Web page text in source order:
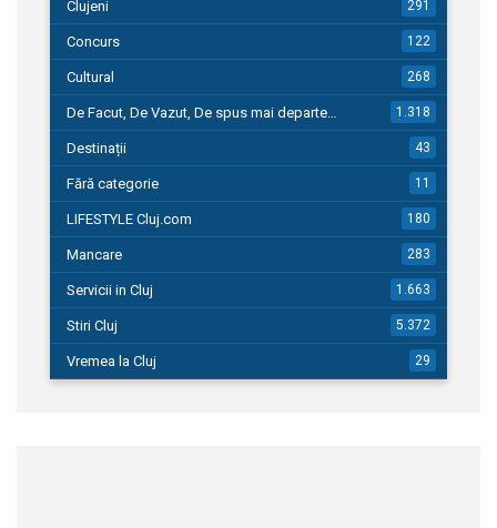
Clujeni 291
Concurs 122
Cultural 268
De Facut, De Vazut, De spus mai departe… 1.318
Destinații 43
Fără categorie 11
LIFESTYLE Cluj.com 180
Mancare 283
Servicii in Cluj 1.663
Stiri Cluj 5.372
Vremea la Cluj 29